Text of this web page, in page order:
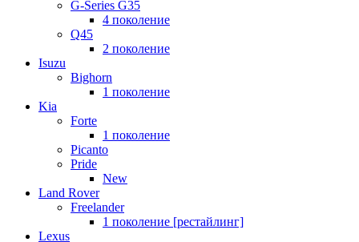
G-Series G35
4 поколение
Q45
2 поколение
Isuzu
Bighorn
1 поколение
Kia
Forte
1 поколение
Picanto
Pride
New
Land Rover
Freelander
1 поколение [рестайлинг]
Lexus